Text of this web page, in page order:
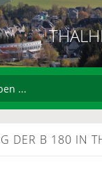
DER B 180 IN